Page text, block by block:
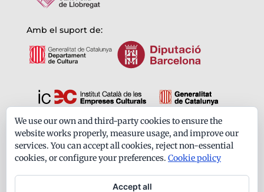
Amb el suport de:
Formem part de:
We use our own and third-party cookies to ensure the
website works properly, measure usage, and improve our
services. You can accept all cookies, reject non-essential
cookies, or configure your preferences. Cookie policy
Accept all